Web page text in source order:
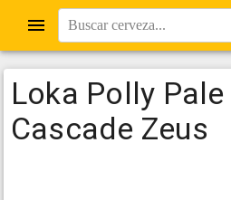
Buscar cerveza...
Loka Polly Pale
Cascade Zeus